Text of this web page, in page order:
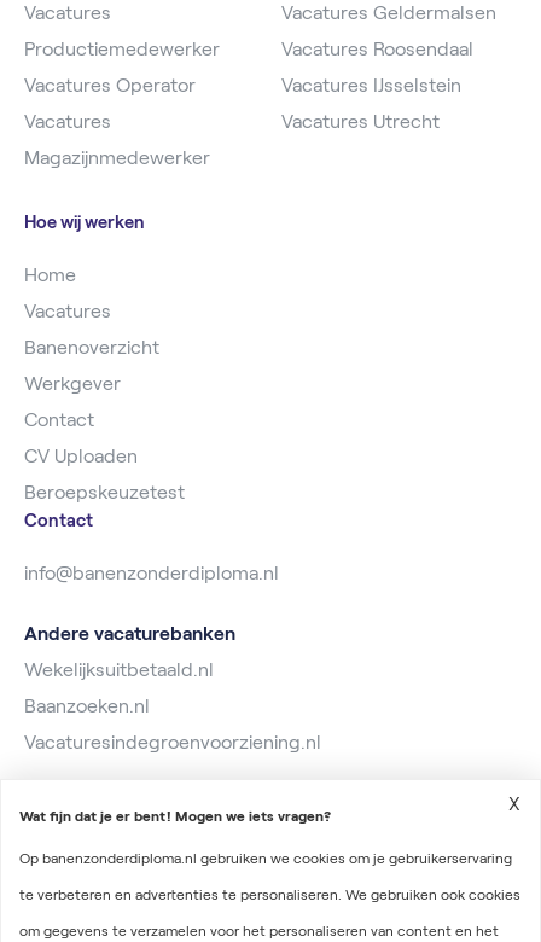
Vacatures
Productiemedewerker
Vacatures Operator
Vacatures
Magazijnmedewerker
Vacatures Geldermalsen
Vacatures Roosendaal
Vacatures IJsselstein
Vacatures Utrecht
Hoe wij werken
Home
Vacatures
Banenoverzicht
Werkgever
Contact
CV Uploaden
Beroepskeuzetest
Contact
info@banenzonderdiploma.nl
Andere vacaturebanken
Wekelijksuitbetaald.nl
Baanzoeken.nl
Vacaturesindegroenvoorziening.nl
Wat fijn dat je er bent! Mogen we iets vragen?
Op banenzonderdiploma.nl gebruiken we cookies om je gebruikerservaring
te verbeteren en advertenties te personaliseren. We gebruiken ook cookies
om gegevens te verzamelen voor het personaliseren van content en het
X